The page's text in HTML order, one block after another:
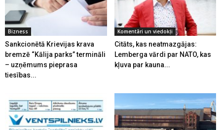
Bizness
Sankcionētā Krievijas krava
bremzē “Kālija parks” termināli
– uzņēmums pieprasa
tiesības...
Komentāri un viedokļi
Citāts, kas neatmazgājas:
Lemberga vārdi par NATO, kas
kļuva par kauna...